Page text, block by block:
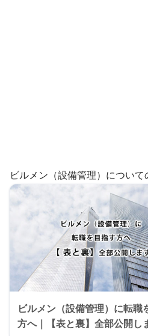
ビルメン（設備管理）について
ビルメン（設備管理）に転職
方へ｜【表と裏】全部公開し